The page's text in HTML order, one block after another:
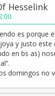
Hesselink
es porque
y justo este
en bs as)
domingos no